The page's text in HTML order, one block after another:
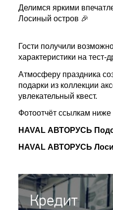
Делимся яркими
Лосиный остров 🎉
Гости получили
характеристики на
Атмосферу праздника
подарки из коллекции
увлекательный квест.
Фотоотчёт ссылкам ниже
HAVAL АВТОРУСЬ
HAVAL АВТОРУСЬ
Кредит